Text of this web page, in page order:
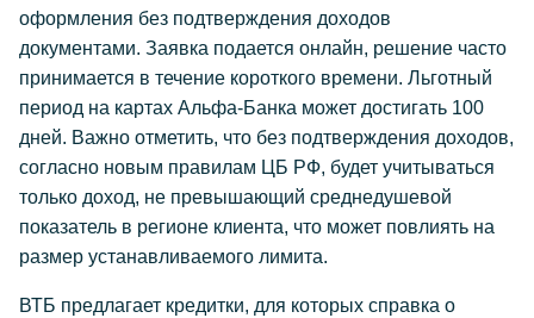
оформления без подтверждения доходов
документами. Заявка подается онлайн, решение часто
принимается в течение короткого времени. Льготный
период на картах Альфа-Банка может достигать 100
дней. Важно отметить, что без подтверждения доходов,
согласно новым правилам ЦБ РФ, будет учитываться
только доход, не превышающий среднедушевой
показатель в регионе клиента, что может повлиять на
размер устанавливаемого лимита.
ВТБ предлагает кредитки, для которых справка о